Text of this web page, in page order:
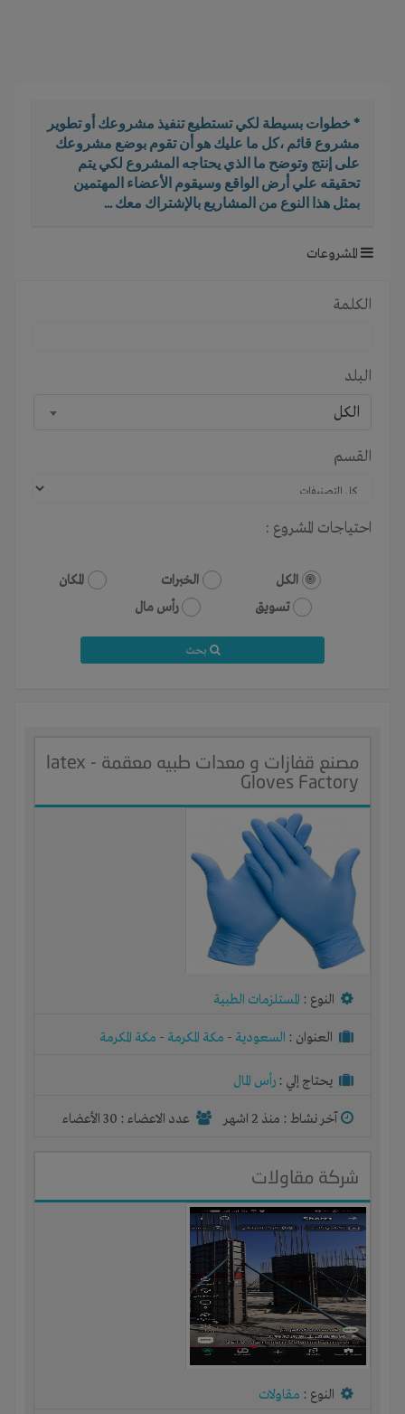
n
* خطوات بسيطة لكي تستطيع تنفيذ مشروعك أو تطوير
مشروع قائم ،كل ما عليك هو أن تقوم بوضع مشروعك
على إنتج وتوضح ما الذي يحتاجه المشروع لكي يتم
تحقيقه علي أرض الواقع وسيقوم الأعضاء المهتمين
بمثل هذا النوع من المشاريع بالإشتراك معك ...
المشروعات
الكلمة
البلد
الكل
القسم
احتياجات المشروع :
الكل الخبرات
المكان
تسويق
رأس مال
مصنع قفازات و معدات طبيه معقمة - latex
Gloves Factory
النوع : المستلزمات الطبية
العنوان : السعودية - مكة المكرمة - مكة المكرمة
يحتاج إلي : رأس المال
آخر نشاط : منذ 2 اشهر عدد الاعضاء : 30 الأعضاء
شركة مقاولات
النوع : مقاولات